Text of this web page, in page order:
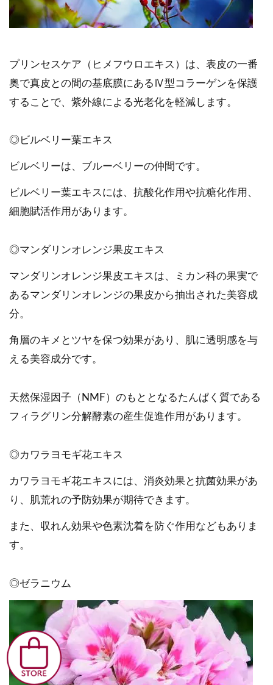
プリンセスケア（ヒメフウロエキス）は、表皮の一番
奥で真皮との間の基底膜にあるⅣ型コラーゲンを保護
することで、紫外線による光老化を軽減します。
◎ビルベリー葉エキス
ビルベリーは、ブルーベリーの仲間です。
ビルベリー葉エキスには、抗酸化作用や抗糖化作用、
細胞賦活作用があります。
◎マンダリンオレンジ果皮エキス
マンダリンオレンジ果皮エキスは、ミカン科の果実で
あるマンダリンオレンジの果皮から抽出された美容成
分。
角層のキメとツヤを保つ効果があり、肌に透明感を与
える美容成分です。
天然保湿因子（NMF）のもととなるたんぱく質である
フィラグリン分解酵素の産生促進作用があります。
◎カワラヨモギ花エキス
カワラヨモギ花エキスには、消炎効果と抗菌効果があ
り、肌荒れの予防効果が期待できます。
また、収れん効果や色素沈着を防ぐ作用などもありま
す。
◎ゼラニウム